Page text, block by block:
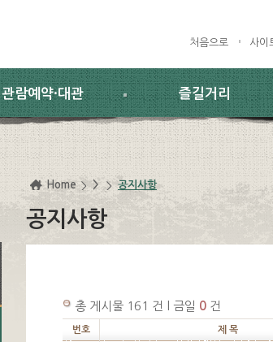
처음으로 사이
관람예약·대관 즐길거리
Home > 공지사항
공지사항
총 게시물 161 건 l 금일 0 건
번호 제 목